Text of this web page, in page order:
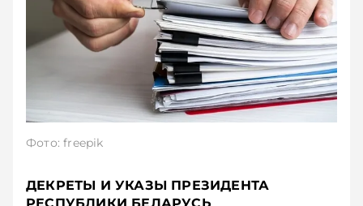
Фото: freepik
ДЕКРЕТЫ И УКАЗЫ ПРЕЗИДЕНТА